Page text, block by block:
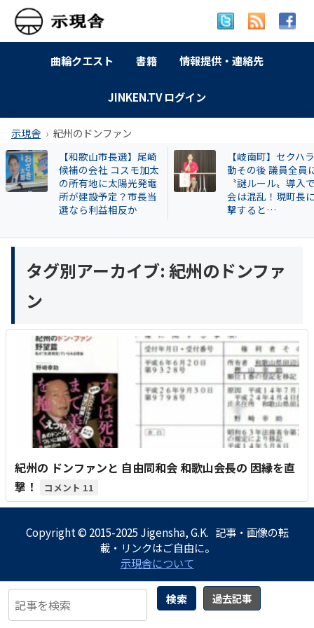
曲輪クエスト 書籍 情報提供・連絡先
JINKEN.TV ログイン
示現舎 紀州のドンファン
【和歌山市長選】尾崎
候補の会社 コスモ加太
の所有地に太陽光発電
所が建設予定？市長当
選なら利益相反か
【岐南町】セクハ
動その後 議員全員
〝謎ルール〟導入
会は混乱！現町長
撃すると…
検索 過去記事
タグ別アーカイブ: 紀州のドンファ
ン
紀州の ドンファンと 自由同和会 和歌山会長の 因縁を直
撃！
11
Copyright © 2015-2025 Jigensha, G.K. 記事・画像の転
載・リンクはご自由に。
示現舎について